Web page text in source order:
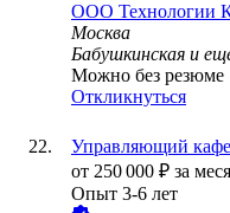
ООО Технологии
Москва
Бабушкинская и
Можно без резюме
Откликнуться
Управляющий
от 250 000 ₽ за
Опыт 3-6 лет